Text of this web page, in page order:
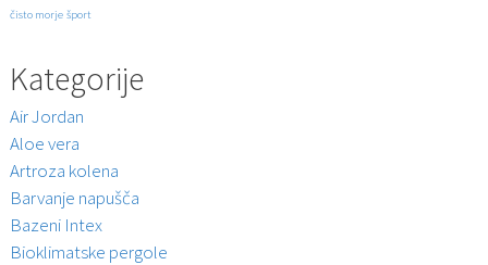
čisto morje šport
Kategorije
Air Jordan
Aloe vera
Artroza kolena
Barvanje napušča
Bazeni Intex
Bioklimatske pergole